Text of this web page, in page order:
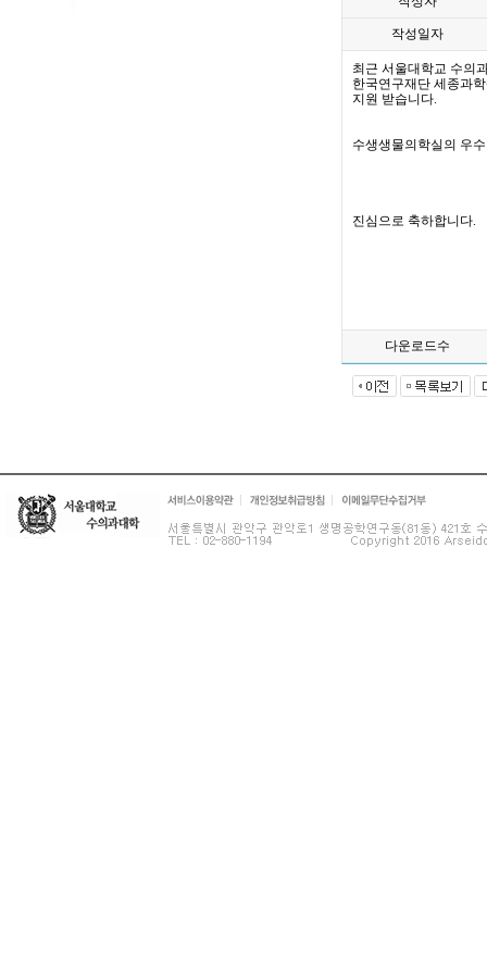
작성일자
최근 서울대학교 수의
한국연구재단 세종과
지원 받습니다.
수생생물의학실의 우
진심으로 축하합니다.
다운로드수